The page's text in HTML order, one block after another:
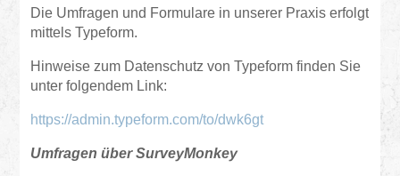
Die Umfragen und Formulare in unserer Praxis erfolgt
mittels Typeform.
Hinweise zum Datenschutz von Typeform finden Sie
unter folgendem Link:
https://admin.typeform.com/to/dwk6gt
Umfragen überSurveyMonkey